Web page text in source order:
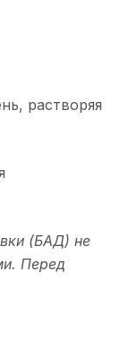
растворяя
(БАД) не
Перед